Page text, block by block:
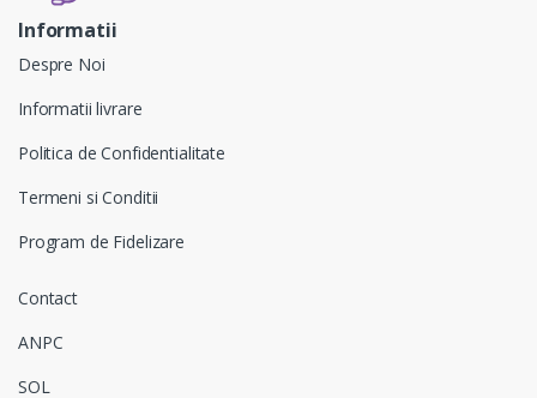
Informatii
Despre Noi
Informatii livrare
Politica de Confidentialitate
Termeni si Conditii
Program de Fidelizare
Contact
ANPC
SOL